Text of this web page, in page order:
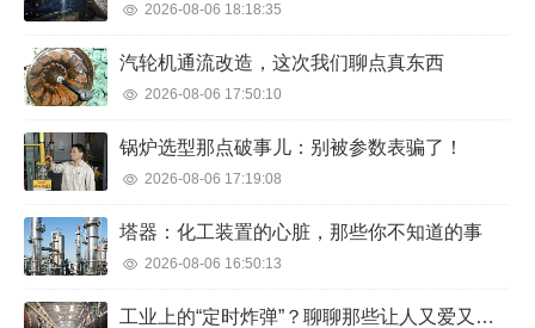
2026-08-06 18:18:35
汽轮机通流改造，这次我们聊点真东西
2026-08-06 17:50:10
锅炉选型那点破事儿：别被参数表骗了！
2026-08-06 17:19:08
塔器：化工装置的心脏，那些你不知道的事
2026-08-06 16:50:13
工业上的“定时炸弹”？聊聊那些让人又爱又恨的压力容器